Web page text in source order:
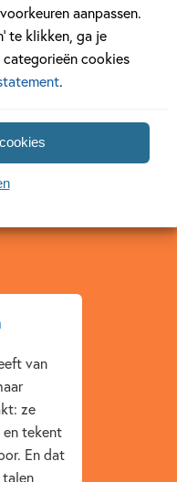
aanpassen.
te klikken, ga je
cookies
.
met Karin
van
ze
tekent
En dat